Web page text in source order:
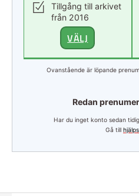
Tillgång till arkivet
från 2016
VÄLJ
Ovanstående är löpande
Redan
Har du inget konto sedan
Gå till